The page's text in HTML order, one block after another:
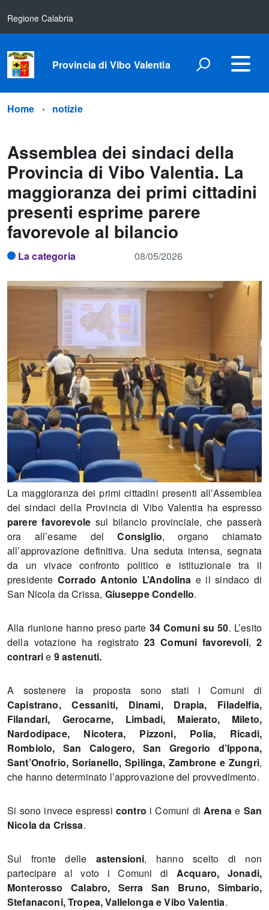
Regione Calabria
Provincia di Vibo Valentia
Home notizie
Assemblea dei sindaci della
Provincia di Vibo Valentia. La
maggioranza dei primi cittadini
presenti esprime parere
favorevole al bilancio
La categoria 08/05/2026
La maggioranza dei primi cittadini presenti all’Assemblea
dei sindaci della Provincia di Vibo Valentia ha espresso
parere favorevole sul bilancio provinciale, che passerà
ora all’esame delConsiglio, organo chiamato
all’approvazione definitiva. Una seduta intensa, segnata
da un vivace confronto politico e istituzionale tra il
presidente Corrado Antonio L’Andolina e il sindaco di
San Nicola da Crissa, Giuseppe Condello.
Alla riunione hanno preso parte 34 Comuni su 50. L’esito
della votazione ha registrato 23 Comuni favorevoli, 2
contrarie 9 astenuti.
A sostenere la proposta sono stati i Comuni di
Capistrano, Cessaniti, Dinami, Drapia, Filadelfia,
Filandari, Gerocarne, Limbadi, Maierato, Mileto,
Nardodipace, Nicotera, Pizzoni, Polia, Ricadi,
Rombiolo, San Calogero, San Gregorio d’Ippona,
Sant’Onofrio, Sorianello, Spilinga, Zambrone e Zungri,
che hanno determinato l’approvazione del provvedimento.
Si sono invece espressi contro i Comuni diArenae San
Nicola da Crissa.
Sul fronte delle astensioni, hanno scelto di non
partecipare al voto i Comuni di Acquaro, Jonadi,
Monterosso Calabro, Serra San Bruno, Simbario,
Stefanaconi, Tropea, Vallelonga e Vibo Valentia.